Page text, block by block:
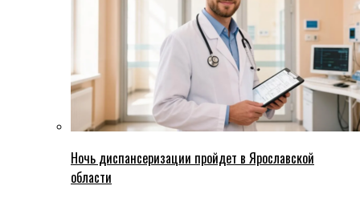
Ночь диспансеризации пройдет в Ярославской
области